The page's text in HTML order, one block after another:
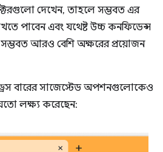
দেখেন, তাহলে সম্ভবত এর
পাবেন এবং যথেষ্ট উচ্চ কনফিডেন্স
আরও বেশি অক্ষরের প্রয়োজন
বারের সাজেস্টেড অপশনগুলোকেও
লক্ষ্য করেছেন: